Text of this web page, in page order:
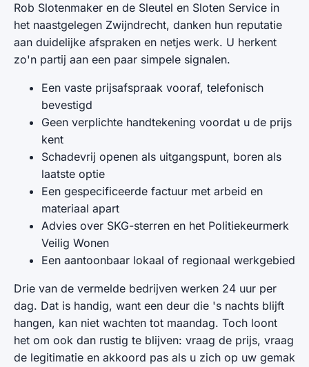
Rob Slotenmaker en de Sleutel en Sloten Service in
het naastgelegen Zwijndrecht, danken hun reputatie
aan duidelijke afspraken en netjes werk. U herkent
zo'n partij aan een paar simpele signalen.
Een vaste prijsafspraak vooraf, telefonisch
bevestigd
Geen verplichte handtekening voordat u de prijs
kent
Schadevrij openen als uitgangspunt, boren als
laatste optie
Een gespecificeerde factuur met arbeid en
materiaal apart
Advies over SKG-sterren en het Politiekeurmerk
Veilig Wonen
Een aantoonbaar lokaal of regionaal werkgebied
Drie van de vermelde bedrijven werken 24 uur per
dag. Dat is handig, want een deur die 's nachts blijft
hangen, kan niet wachten tot maandag. Toch loont
het om ook dan rustig te blijven: vraag de prijs, vraag
de legitimatie en akkoord pas als u zich op uw gemak